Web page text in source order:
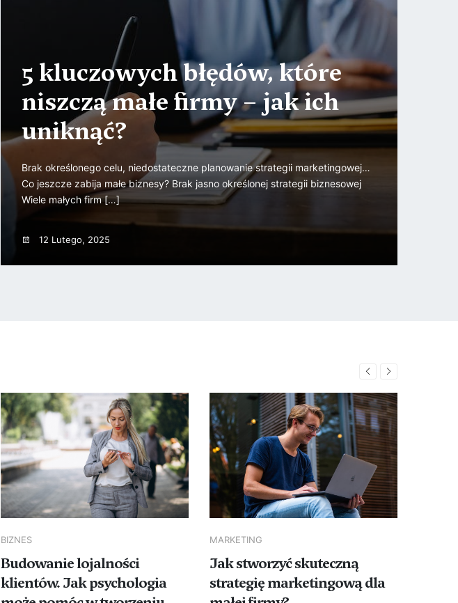
5 kluczowych błędów, które
niszczą małe firmy – jak ich
uniknąć?
Brak określonego celu, niedostateczne planowanie strategii marketingowej…
Co jeszcze zabija małe biznesy? Brak jasno określonej strategii biznesowej
Wiele małych firm […]
12 Lutego, 2025
BIZNES
Budowanie lojalności
klientów. Jak psychologia
MARKETING
Jak stworzyć skuteczną
strategię marketingową dla